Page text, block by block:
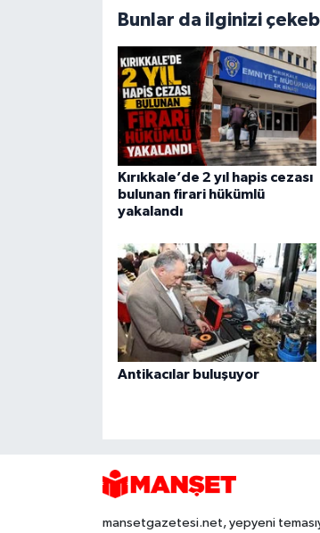
Bunlar da ilginizi
Kırıkkale’de 2 yıl hapis cezası
bulunan firari hükümlü
yakalandı
Antikacılar buluşuyor
mansetgazetesi.net, yepyeni